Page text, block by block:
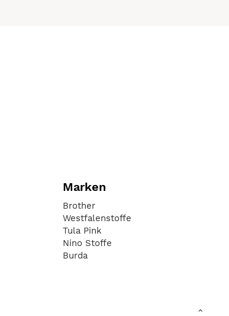
Marken
Brother
Westfalenstoffe
Tula Pink
Nino Stoffe
Burda